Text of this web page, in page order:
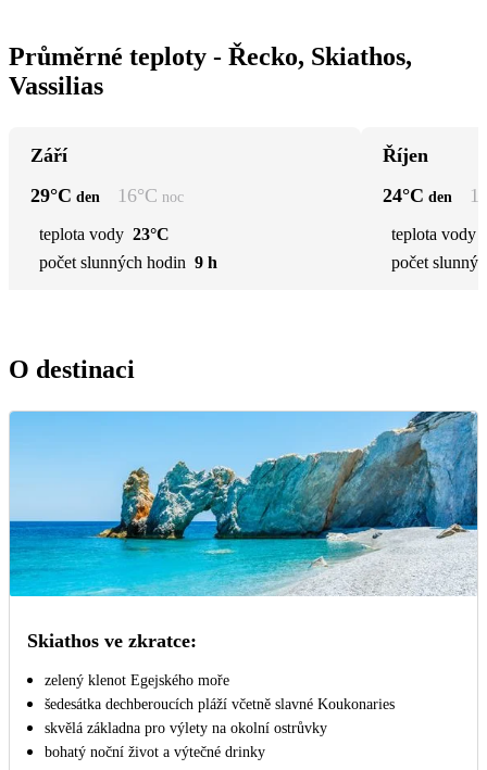
Průměrné teploty - Řecko, Skiathos,
Vassilias
Září
29°C den 16°C noc
teplota vody 23°C
počet slunných hodin 9 h
Říjen
24°C den
teplota vody
počet
O destinaci
Skiathos ve zkratce:
zelený klenot Egejského moře
šedesátka dechberoucích pláží včetně slavné Koukonaries
skvělá základna pro výlety na okolní ostrůvky
bohatý noční život a výtečné drinky